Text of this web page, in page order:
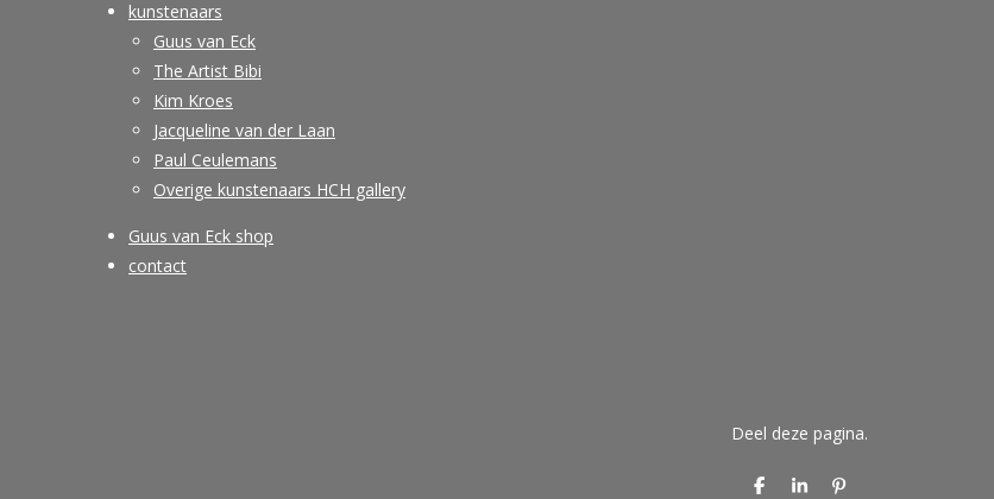
kunstenaars
Guus van Eck
The Artist Bibi
Kim Kroes
Jacqueline van der Laan
Paul Ceulemans
Overige kunstenaars HCH gallery
Guus van Eck shop
contact
Deel deze pagina.
D
S
P